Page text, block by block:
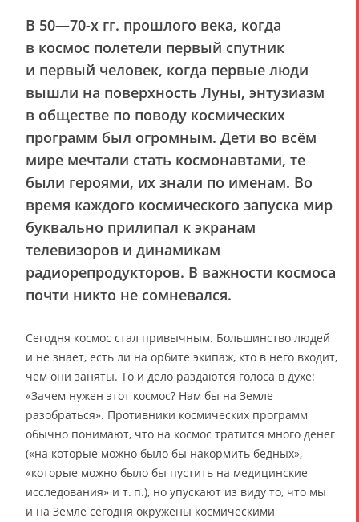
В 50—70-х гг. прошлого века, когда
в космос полетели первый спутник
и первый человек, когда первые люди
вышли на поверхность Луны, энтузиазм
в обществе по поводу космических
программ был огромным. Дети во всём
мире мечтали стать космонавтами, те
были героями, их знали по именам. Во
время каждого космического запуска мир
буквально прилипал к экранам
телевизоров и динамикам
радиорепродукторов. В важности космоса
почти никто не сомневался.
Сегодня космос стал привычным. Большинство людей
и не знает, есть ли на орбите экипаж, кто в него входит,
чем они заняты. То и дело раздаются голоса в духе:
«Зачем нужен этот космос? Нам бы на Земле
разобраться». Противники космических программ
обычно понимают, что на космос тратится много денег
(«на которые можно было бы накормить бедных»,
«которые можно было бы пустить на медицинские
исследования» и т. п.), но упускают из виду то, что мы
и на Земле сегодня окружены космическими